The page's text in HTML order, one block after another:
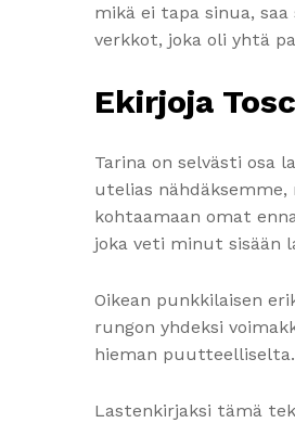
mikä ei tapa sinua,
verkkot, joka oli yhtä
Ekirjoja
Tarina on selvästi osa
utelias
kohtaamaan omat
joka veti minut sisään
Oikean punkkilaisen
rungon yhdeksi
hieman
Lastenkirjaksi tämä